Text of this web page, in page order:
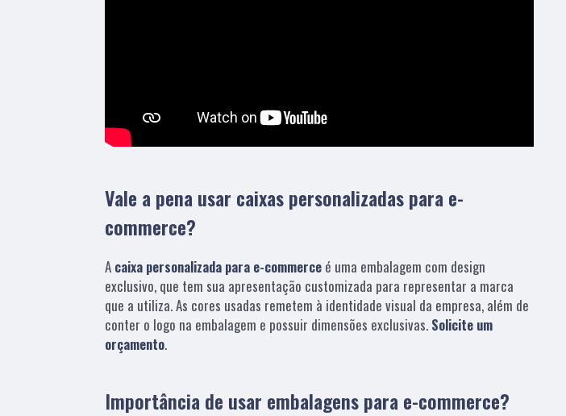
Vale a pena usar caixas personalizadas para e-
commerce?
A caixa personalizada para e-commerce é uma embalagem com design
exclusivo, que tem sua apresentação customizada para representar a marca
que a utiliza. As cores usadas remetem à identidade visual da empresa, além de
conter o logo na embalagem e possuir dimensões exclusivas. Solicite um
orçamento.
Importância de usar embalagens para e-commerce?